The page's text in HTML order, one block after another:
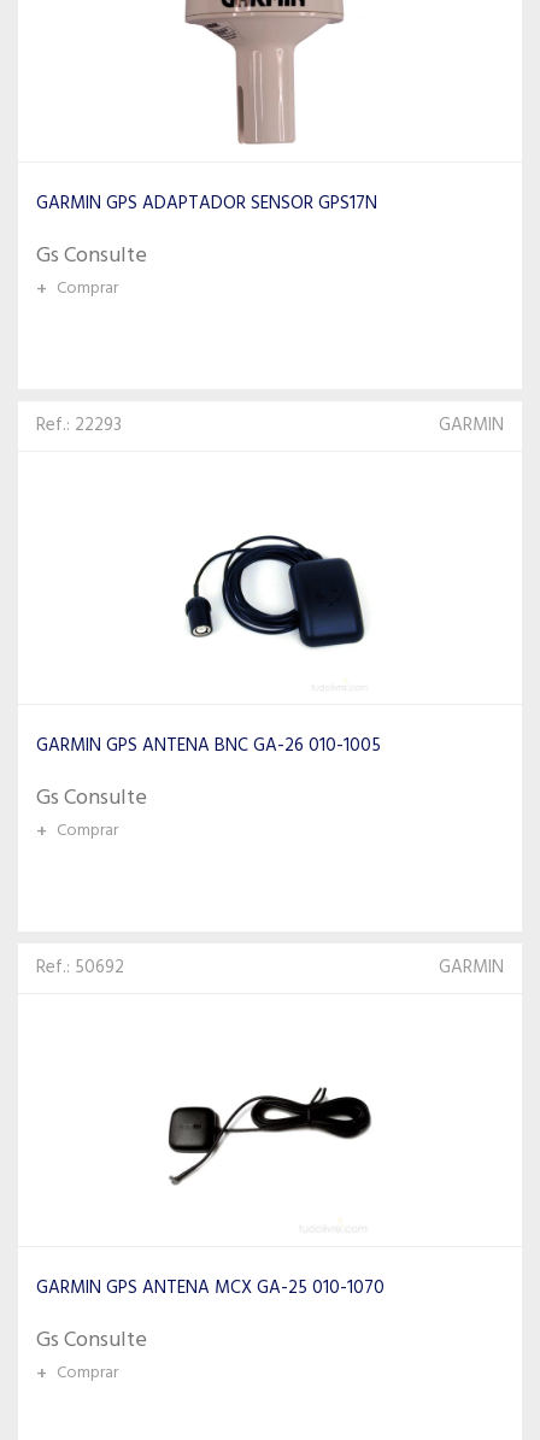
GARMIN GPS ADAPTADOR SENSOR GPS17N
Gs Consulte
+ Comprar
Ref.: 22293 GARMIN
GARMIN GPS ANTENA BNC GA-26 010-1005
Gs Consulte
+ Comprar
Ref.: 50692 GARMIN
GARMIN GPS ANTENA MCX GA-25 010-1070
Gs Consulte
+ Comprar